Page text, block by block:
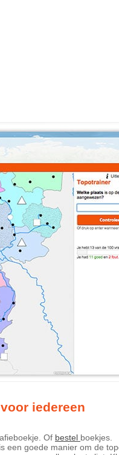
iedereen
Of bestel boekjes.
een goede manier om de